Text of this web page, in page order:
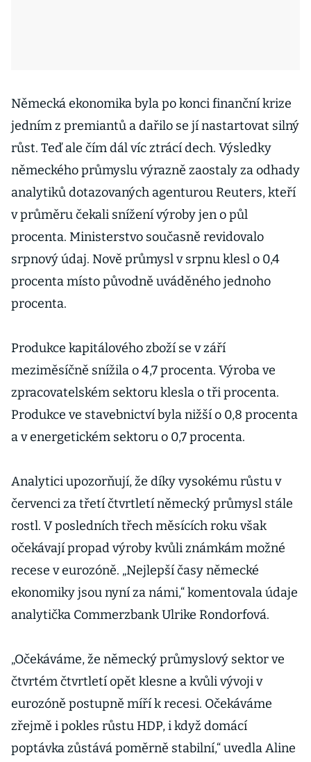
Německá ekonomika byla po konci finanční krize
jedním z premiantů a dařilo se jí nastartovat silný
růst. Teď ale čím dál víc ztrácí dech. Výsledky
německého průmyslu výrazně zaostaly za odhady
analytiků dotazovaných agenturou Reuters, kteří
v průměru čekali snížení výroby jen o půl
procenta. Ministerstvo současně revidovalo
srpnový údaj. Nově průmysl v srpnu klesl o 0,4
procenta místo původně uváděného jednoho
procenta.
Produkce kapitálového zboží se v září
meziměsíčně snížila o 4,7 procenta. Výroba ve
zpracovatelském sektoru klesla o tři procenta.
Produkce ve stavebnictví byla nižší o 0,8 procenta
a v energetickém sektoru o 0,7 procenta.
Analytici upozorňují, že díky vysokému růstu v
červenci za třetí čtvrtletí německý průmysl stále
rostl. V posledních třech měsících roku však
očekávají propad výroby kvůli známkám možné
recese v eurozóně. „Nejlepší časy německé
ekonomiky jsou nyní za námi,“ komentovala údaje
analytička Commerzbank Ulrike Rondorfová.
„Očekáváme, že německý průmyslový sektor ve
čtvrtém čtvrtletí opět klesne a kvůli vývoji v
eurozóně postupně míří k recesi. Očekáváme
zřejmě i pokles růstu HDP, i když domácí
poptávka zůstává poměrně stabilní,“ uvedla Aline